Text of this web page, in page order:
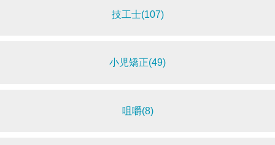
技工士(107)
小児矯正(49)
咀嚼(8)